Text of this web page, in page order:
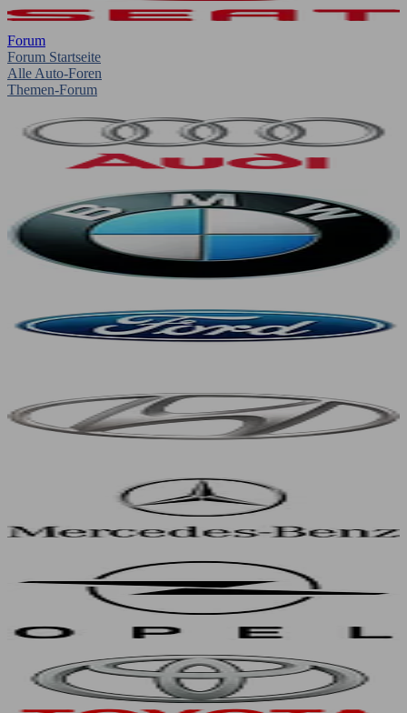
Forum
Forum Startseite
Alle Auto-Foren
Themen-Forum